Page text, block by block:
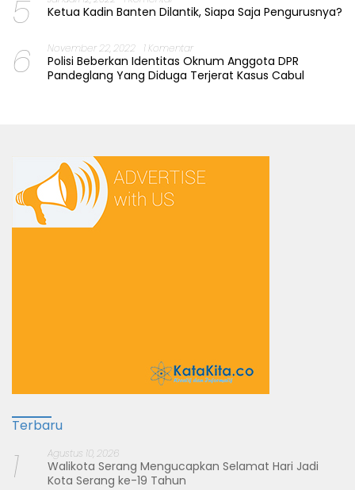
5 Ketua Kadin Banten Dilantik, Siapa Saja Pengurusnya?
6 November 22, 2022 1 Komentar
Polisi Beberkan Identitas Oknum Anggota DPR
Pandeglang Yang Diduga Terjerat Kasus Cabul
Terbaru
1 Agustus 10, 2026
Walikota Serang Mengucapkan Selamat Hari Jadi
Kota Serang ke-19 Tahun